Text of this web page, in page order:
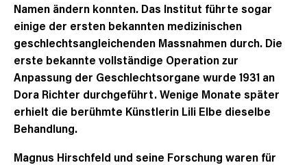
Namen ändern konnten. Das Institut führte sogar
einige der ersten bekannten medizinischen
geschlechtsangleichenden Massnahmen durch. Die
erste bekannte vollständige Operation zur
Anpassung der Geschlechtsorgane wurde 1931 an
Dora Richter durchgeführt. Wenige Monate später
erhielt die berühmte Künstlerin Lili Elbe dieselbe
Behandlung.
Magnus Hirschfeld und seine Forschung waren für